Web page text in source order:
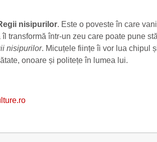
nisipurilor. Este o poveste în care
transformă într-un zeu care poate pune
nisipurilor. Micuțele ființe îi vor lua chipul
onoare și politețe în lumea lui.